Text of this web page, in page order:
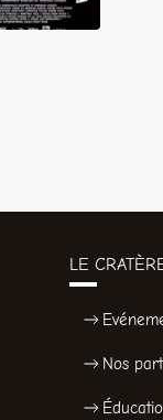
LE
Nos